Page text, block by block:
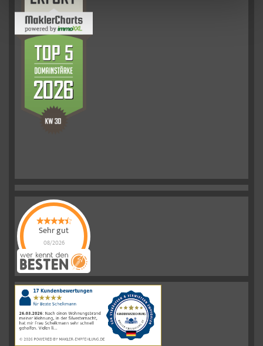
Sehr gut
08/2026
Schelkmann
Immobilienhat
|110Schelkmann
ImmobilienBewertungen
auf
werkenntdenBESTEN.de